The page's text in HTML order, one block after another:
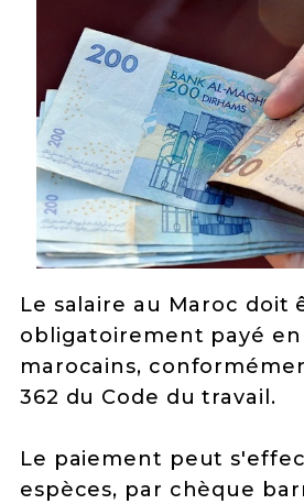
Le salaire au Maroc doit
obligatoirement payé
marocains,
362 du Code du travail.
Le paiement peut
espèces, par chèque